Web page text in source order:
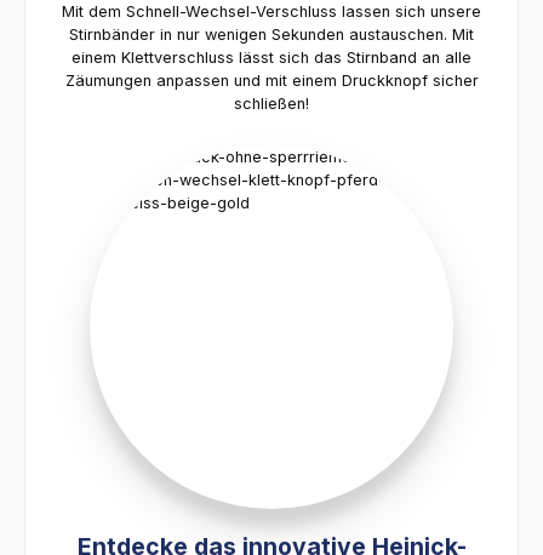
Mit dem Schnell-Wechsel-Verschluss lassen sich unsere
Stirnbänder in nur wenigen Sekunden austauschen. Mit
einem Klettverschluss lässt sich das Stirnband an alle
Zäumungen anpassen und mit einem Druckknopf sicher
schließen!
Entdecke das innovative Heinick-